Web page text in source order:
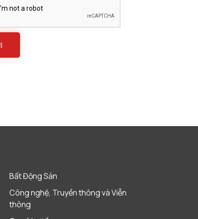
Bất Động Sản
Công nghệ, Truyền thông và Viễn
thông